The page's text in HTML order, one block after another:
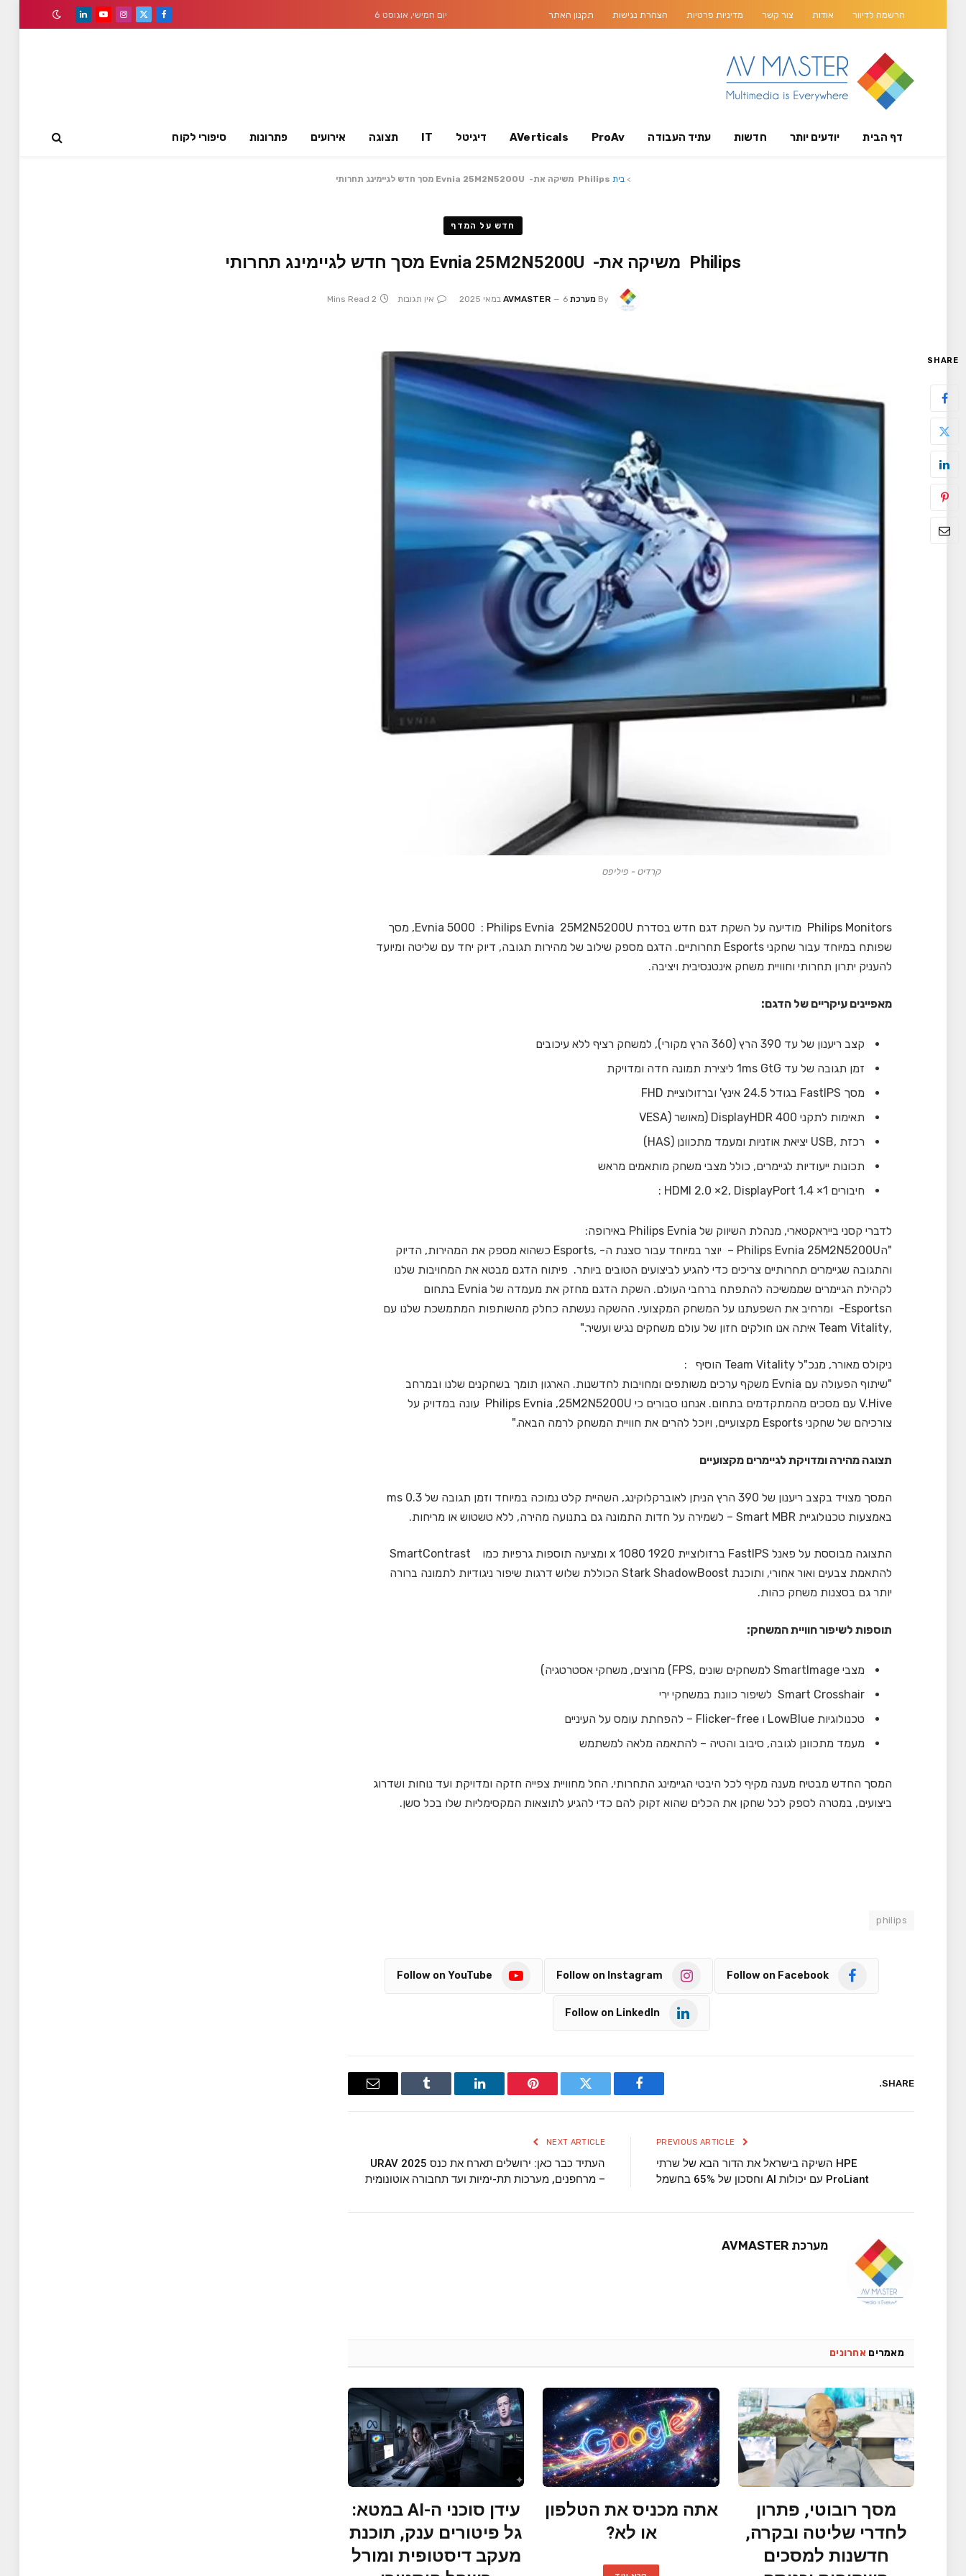
הרשמה לדיוור אודות צור קשר מדיניות פרטיות הצהרת נגישות תקנון האתר יום חמישי, אוגוסט 6
Facebook
X
Instagram
YouTube
LinkedIn
דף הבית יודעים יותר חדשות עתיד העבודה ProAv
AVerticals דיגיטל IT תצוגה אירועים פתרונות סיפורי לקוח
>בית Philips משיקה את- Evnia 25M2N5200U מסך חדש לגיימינג תחרותי
חדש על המדף
Philips משיקה את- Evnia 25M2N5200U מסך חדש לגיימינג תחרותי
By מערכת AVMASTER6 במאי 2025 אין תגובות 2 Mins Read
SHARE
קרדיט - פיליפס
Philips Monitors מודיעה על השקת דגם חדש בסדרת Evnia 5000 : Philips Evnia 25M2N5200U, מסך
שפותח במיוחד עבור שחקני Esports תחרותיים. הדגם מספק שילוב של מהירות תגובה, דיוק יחד עם שליטה ומיועד
להעניק יתרון תחרותי וחוויית משחק אינטנסיבית ויציבה.
מאפיינים עיקריים של הדגם:
קצב ריענון של עד 390 הרץ (360 הרץ מקורי), למשחק רציף ללא עיכובים
זמן תגובה של עד 1ms GtG ליצירת תמונה חדה ומדויקת
מסך FastIPS בגודל 24.5 אינץ' וברזולוציית FHD
תאימות לתקני DisplayHDR 400 (מאושר (VESA
רכזת ,USB יציאת אוזניות ומעמד מתכוונן (HAS)
תכונות ייעודיות לגיימרים, כולל מצבי משחק מותאמים מראש
חיבורים HDMI 2.0 ×2, DisplayPort 1.4 ×1 :
לדברי קסני בייראקטארי, מנהלת השיווק של Philips Evnia באירופה:
"הPhilips Evnia 25M2N5200U – יוצר במיוחד עבור סצנת ה- ,Esports כשהוא מספק את המהירות, הדיוק
והתגובה שגיימרים תחרותיים צריכים כדי להגיע לביצועים הטובים ביותר. פיתוח הדגם מבטא את המחויבות שלנו
לקהילת הגיימרים שממשיכה להתפתח ברחבי העולם. השקת הדגם מחזק את מעמדה של Evnia בתחום
הEsports- ומרחיב את השפעתנו על המשחק המקצועי. ההשקה נעשתה כחלק מהשותפות המתמשכת שלנו עם
,Team Vitality איתה אנו חולקים חזון של עולם משחקים נגיש ועשיר."
ניקולס מאורר, מנכ"ל Team Vitality הוסיף :
"שיתוף הפעולה עם Evnia משקף ערכים משותפים ומחויבות לחדשנות. הארגון תומך בשחקנים שלנו ובמרחב
V.Hive עם מסכים מהמתקדמים בתחום. אנחנו סבורים כי Philips Evnia ,25M2N5200U עונה במדויק על
צורכיהם של שחקני Esports מקצועיים, ויוכל להרים את חוויית המשחק לרמה הבאה."
תצוגה מהירה ומדויקת לגיימרים מקצועיים
המסך מצויד בקצב ריענון של 390 הרץ הניתן לאוברקלוקינג, השהיית קלט נמוכה במיוחד וזמן תגובה של ms 0.3
באמצעות טכנולוגיית Smart MBR – לשמירה על חדות התמונה גם בתנועה מהירה, ללא טשטוש או מריחות.
להתאמת צבעים ואור אחורי, ותוכנת Stark ShadowBoost הכוללת שלוש דרגות שיפור ניגודיות לתמונה ברורה
יותר גם בסצנות משחק כהות.
תוספות לשיפור חוויית המשחק:
מצבי SmartImage למשחקים שונים ,FPS) מרוצים, משחקי אסטרטגיה)
Smart Crosshair לשיפור כוונת במשחקי ירי
טכנולוגיות LowBlue ו Flicker-free – להפחתת עומס על העיניים
מעמד מתכוונן לגובה, סיבוב והטיה – להתאמה מלאה למשתמש
המסך החדש מבטיח מענה מקיף לכל היבטי הגיימינג התחרותי, החל מחוויית צפייה חזקה ומדויקת ועד נוחות ושדרוג
ביצועים, במטרה לספק לכל שחקן את הכלים שהוא זקוק להם כדי להגיע לתוצאות המקסימליות שלו בכל סשן.
philips
Follow on Facebook
Follow on Instagram
Follow on YouTube
Follow on LinkedIn
SHARE.
Facebook
Twitter
Pinterest
LinkedIn
Tumblr
Email
HPE השיקה בישראל את הדור הבא של שרתי
ProLiant עם יכולות AI וחסכון של 65% בחשמל
NEXT ARTICLE
העתיד כבר כאן: ירושלים תארח את כנס URAV 2025
– מרחפנים, מערכות תת-ימיות ועד תחבורה אוטונומית
מערכת AVMASTER
מאמרים אחרונים
מסך רובוטי, פתרון
לחדרי שליטה ובקרה,
חדשנות למסכים
אתה מכניס את הטלפון
או לא?
עידן סוכני ה-AI במטא:
גל פיטורים ענק, תוכנת
מעקב דיסטופית ומורל